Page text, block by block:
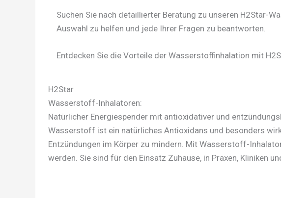
Suchen Sie nach detaillierter Beratung zu unseren H2Star-
Auswahl zu helfen und jede Ihrer Fragen zu beantworten.
Entdecken Sie die Vorteile der Wasserstoffinhalation mit
H2Star
Wasserstoff-Inhalatoren:
Natürlicher Energiespender mit antioxidativer und
Wasserstoff ist ein natürliches Antioxidans und besonders
Entzündungen im Körper zu mindern. Mit Wasserstoff-
werden. Sie sind für den Einsatz Zuhause, in Praxen, Kliniken